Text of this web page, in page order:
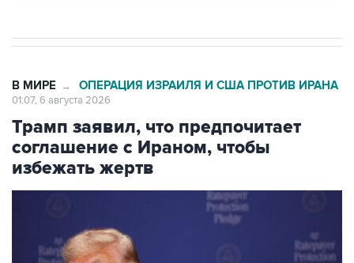
Трамп заявил, что предпочитает
соглашение с Ираном, чтобы
избежать жертв